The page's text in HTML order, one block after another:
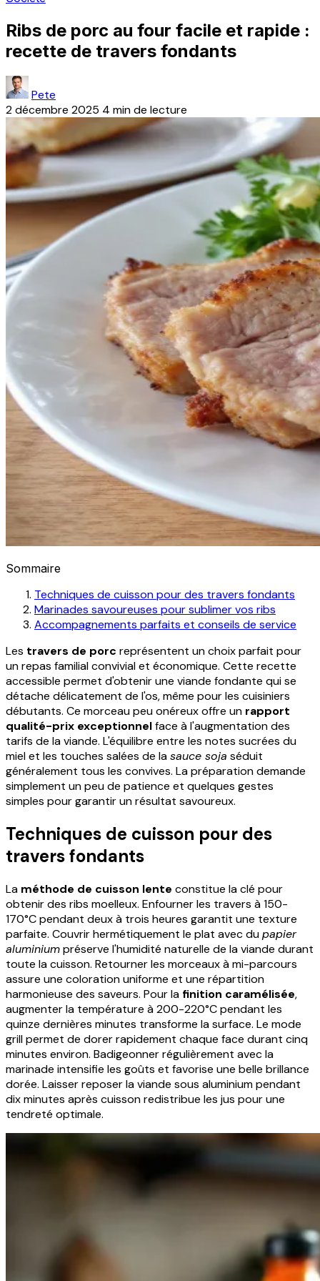
Ribs de porc au four facile et rapide :
recette de travers fondants
Pete
2 décembre 2025 4 min de lecture
Sommaire
Techniques de cuisson pour des travers fondants
Marinades savoureuses pour sublimer vos ribs
Accompagnements parfaits et conseils de service
Les travers de porc représentent un choix parfait pour
un repas familial convivial et économique. Cette recette
accessible permet d'obtenir une viande fondante qui se
détache délicatement de l'os, même pour les cuisiniers
débutants. Ce morceau peu onéreux offre un rapport
qualité-prix exceptionnelface à l'augmentation des
tarifs de la viande. L'équilibre entre les notes sucrées du
miel et les touches salées de lasauce soja séduit
généralement tous les convives. La préparation demande
simplement un peu de patience et quelques gestes
simples pour garantir un résultat savoureux.
Techniques de cuisson pour des
travers fondants
La méthode de cuisson lente constitue la clé pour
obtenir des ribs moelleux. Enfourner les travers à 150-
170°C pendant deux à trois heures garantit une texture
parfaite. Couvrir hermétiquement le plat avec dupapier
aluminiumpréserve l'humidité naturelle de la viande durant
toute la cuisson. Retourner les morceaux à mi-parcours
assure une coloration uniforme et une répartition
harmonieuse des saveurs. Pour la finition caramélisée,
augmenter la température à 200-220°C pendant les
quinze dernières minutes transforme la surface. Le mode
grill permet de dorer rapidement chaque face durant cinq
minutes environ. Badigeonner régulièrement avec la
marinade intensifie les goûts et favorise une belle brillance
dorée. Laisser reposer la viande sous aluminium pendant
dix minutes après cuisson redistribue les jus pour une
tendreté optimale.